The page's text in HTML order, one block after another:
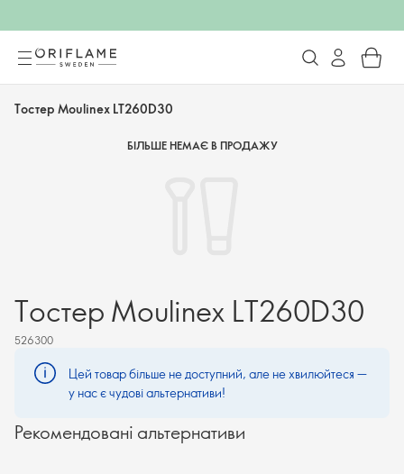
Тостер Moulinex LT260D30
БІЛЬШЕ НЕМАЄ В ПРОДАЖУ
Тостер Moulinex LT260D30
526300
Цей товар більше не доступний, але не хвилюйтеся —
у нас є чудові альтернативи!
Рекомендовані альтернативи